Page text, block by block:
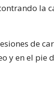
la
de
y en el pie